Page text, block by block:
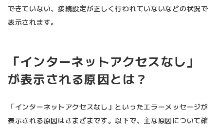
できていない、接続設定が正しく行われていないなどの状況で
表示されます。
「インターネットアクセスなし」
が表示される原因とは？
「インターネットアクセスなし」といったエラーメッセージが
表示される原因はさまざまです。以下で、主な原因について確